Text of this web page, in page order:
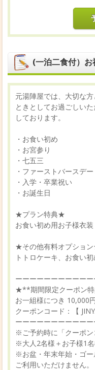
(一泊二食付）
元湯陣屋では、大切な
ときとしてお過ごしい
しております。
・お食い初め
・お宮参り
・七五三
・ファーストバースデー
・入学・卒業祝い
・お誕生日
★プラン特典★
お食い初め用お子様衣
★その他有料オプショ
トトロケーキ、お食い
ーーーーーーーーーーー
★**期間限定クーポン
お一組様につき 10,000
クーポンコード：【
ーーーーーーーーーーー
※ご予約時に「クーポン
※大人2名様＋お子様1
※お盆・年末年始・ゴ
ご利用いただけません。